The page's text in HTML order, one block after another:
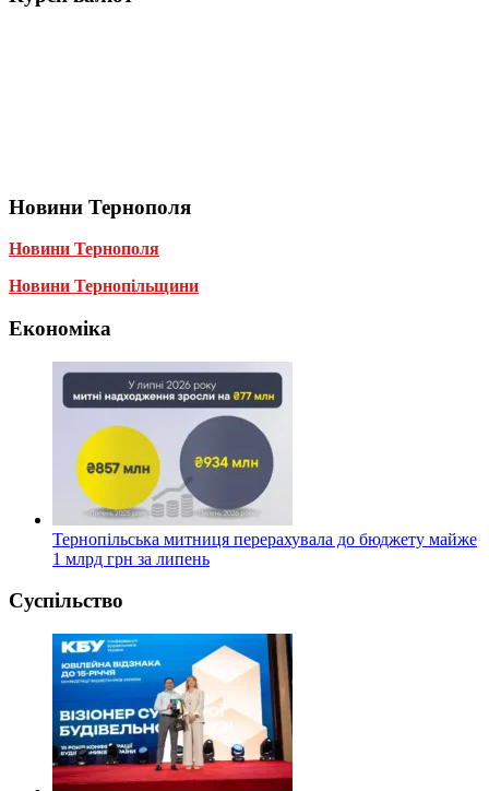
Новини Тернополя
Новини Тернополя
Новини Тернопільщини
Економіка
Тернопільська митниця перерахувала до бюджету майже
1 млрд грн за липень
Суспільство